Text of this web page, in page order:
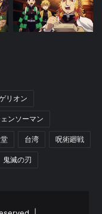
リオン
ンソーマン
台湾 呪術廻戦
鬼滅の刃